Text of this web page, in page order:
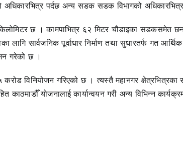
पर्दछ अन्य सडक सडक विभागको
छ । कामपाभित्र ६२ मिटर चौडाइका सडकसमेत
सार्वजनिक पूर्वाधार निर्माण तथा सुधारतर्फ गत
गरेको छ ।
विनियोजन गरिएको छ । त्यस्तै महानगर
काठमाडौँ योजनालाई कार्यान्वयन गरी अन्य विभिन्न